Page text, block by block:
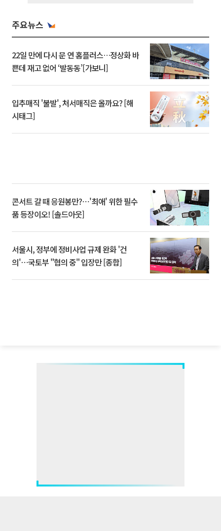
주요뉴스
22일 만에 다시 문 연 홈플러스…정상화 바
쁜데 재고 없어 ‘발동동’[가보니]
입추매직 '불발', 처서매직은 올까요? [해
시태그]
콘서트 갈 때 응원봉만?⋯'최애' 위한 필수
품 등장이오! [솔드아웃]
서울시, 정부에 정비사업 규제 완화 '건
의'⋯국토부 "협의 중" 입장만 [종합]